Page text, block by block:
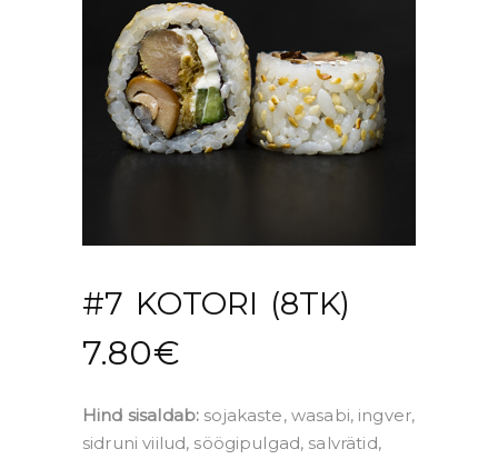
#7 KOTORI (8TK)
7.80€
Hind sisaldab: sojakaste, wasabi, ingver,
sidruni viilud, söögipulgad, salvrätid,